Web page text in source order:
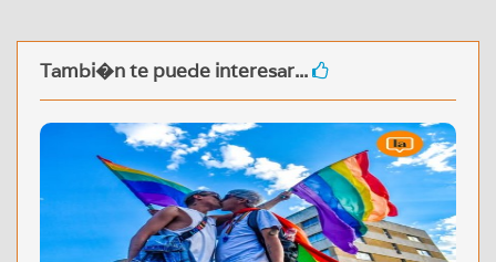
Tambi�n te puede interesar...